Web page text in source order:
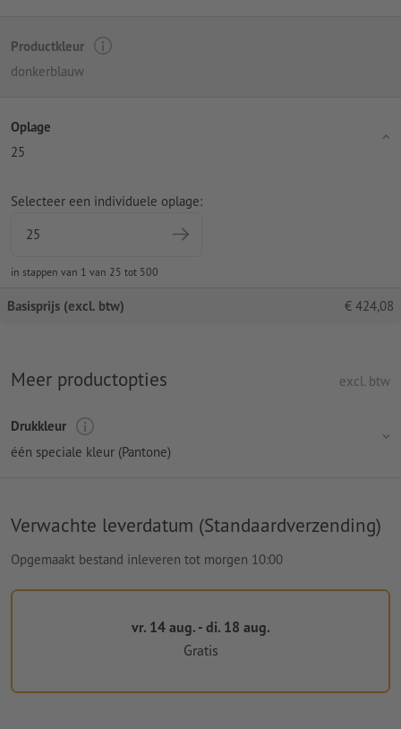
Productkleur
donkerblauw
Oplage
25
Selecteer een individuele oplage:
in stappen van 1 van 25 tot 500
Basisprijs (excl. btw) € 424,08
Meer productopties excl. btw
Drukkleur
één speciale kleur (Pantone)
Verwachte leverdatum (Standaardverzending)
Opgemaakt bestand inleveren tot morgen 10:00
vr. 14 aug. - di. 18 aug.
Gratis